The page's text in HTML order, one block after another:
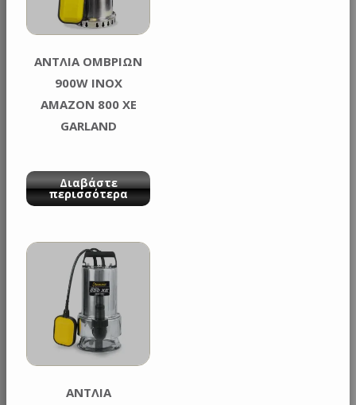
ANTΛΙΑ ΟΜΒΡΙΩΝ
900W INOX
AMAZON 800 XE
GARLAND
Διαβάστε
περισσότερα
ΑΝΤΛΙΑ